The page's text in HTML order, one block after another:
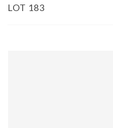
LOT 183